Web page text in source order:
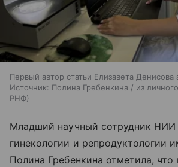
Первый автор статьи Елизавета Денисова
Источник: Полина Гребенкина / из
РНФ
Младший научный сотрудник НИИ
гинекологии и репродуктологии
Полина Гребенкина отметила, что